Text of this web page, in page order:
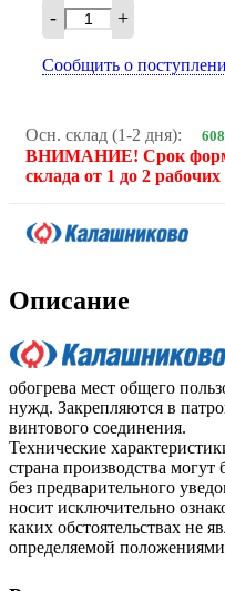
- +
Сообщить о
Осн. склад (1-2 дня):
ВНИМАНИЕ! Срок
склада от 1 до 2 рабочих
Описание
обогрева мест общего
нужд. Закрепляются в
винтового соединения.
Технические
страна производства
без предварительного
носит исключительно
каких обстоятельствах не
определяемой